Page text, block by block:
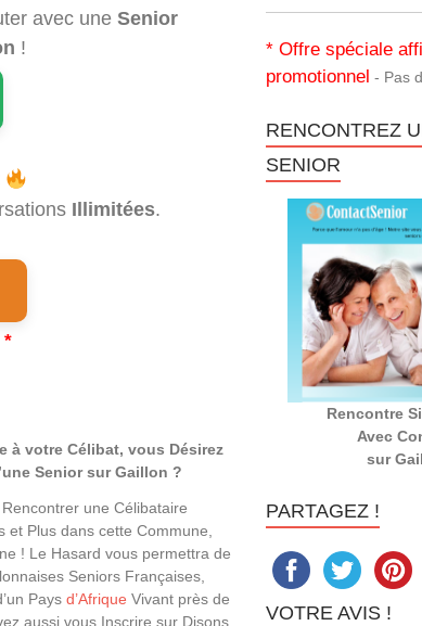
avec une Senior
!
Illimitées.
*
à votre Célibat, vous Désirez
Senior sur Gaillon ?
une Célibataire
et Plus dans cette Commune,
! Le Hasard vous permettra de
Seniors Françaises,
Pays d’Afrique Vivant près de
aussi vous Inscrire sur Disons
* Offre spéciale
promotionnel - Pas
RENCONTREZ
SENIOR
Rencontre
Avec
sur
PARTAGEZ !
VOTRE AVIS !